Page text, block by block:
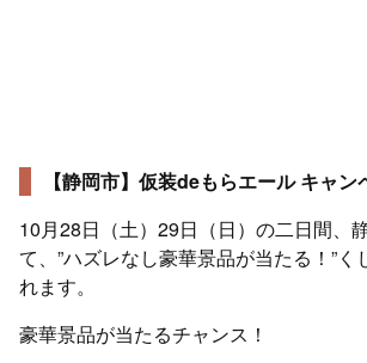
【静岡市】仮装deもらエール キャン
10月28日（土）29日（日）の二日間、
て、”ハズレなし豪華景品が当たる！”く
れます。
豪華景品が当たるチャンス！